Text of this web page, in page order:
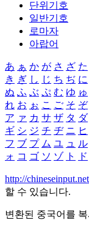
단위기호
일반기호
로마자
아랍어
あ ぁ か が さ ざ た
き ぎ し じ ち ぢ に
ぬ ふ ぶ ぷ む ゆ ゅ
れ お ぉ こ ご そ ぞ
ア ァ カ サ ザ タ ダ
ギ シ ジ チ ヂ ニ ヒ
フ ブ プ ム ユ ュ ル
ォ コ ゴ ソ ゾ ト ド
http://
할 수 있습니다.
변환된 중국어를